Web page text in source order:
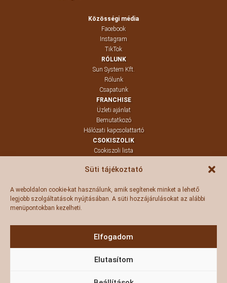
Süti tájékoztató
A weboldalon cookie-kat használunk, amik segítenek minket a lehető
legjobb szolgáltatások nyújtásában. A süti hozzájárulásokat az alábbi
menüpontokban kezelheti.
Elfogadom
Elutasítom
Közösségi média
Facebook
Instagram
TikTok
RÓLUNK
Sun System Kft.
Rólunk
Csapatunk
FRANCHISE
Üzleti ajánlat
Bemutatkozó
Hálózati kapcsolattartó
CSOKISZOLIK
Csokiszoli lista
Szoliblog
Kapcsolat
Panaszvonal
Süti beállítások